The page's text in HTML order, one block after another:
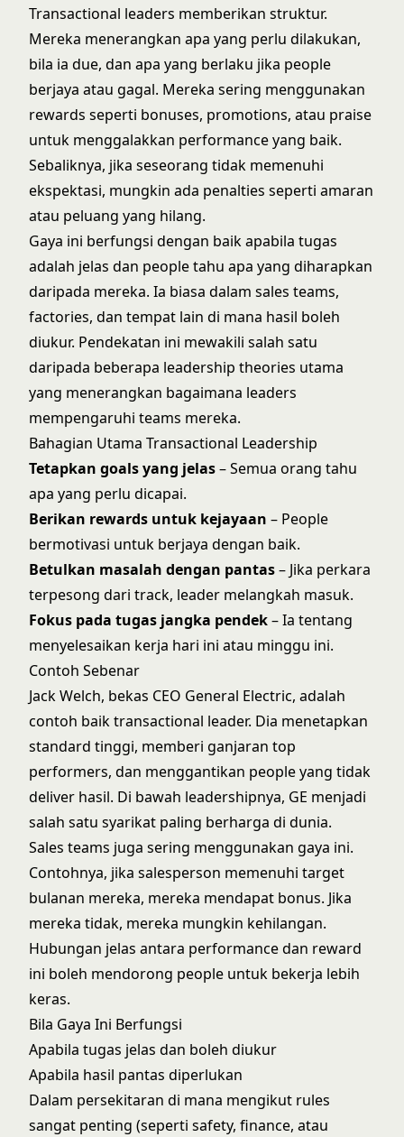
Transactional leaders memberikan struktur.
Mereka menerangkan apa yang perlu dilakukan,
bila ia due, dan apa yang berlaku jika people
berjaya atau gagal. Mereka sering menggunakan
rewards seperti bonuses, promotions, atau praise
untuk menggalakkan performance yang baik.
Sebaliknya, jika seseorang tidak memenuhi
ekspektasi, mungkin ada penalties seperti amaran
atau peluang yang hilang.
Gaya ini berfungsi dengan baik apabila tugas
adalah jelas dan people tahu apa yang diharapkan
daripada mereka. Ia biasa dalam sales teams,
factories, dan tempat lain di mana hasil boleh
diukur. Pendekatan ini mewakili salah satu
daripada beberapa leadership theories utama
yang menerangkan bagaimana leaders
mempengaruhi teams mereka.
Bahagian Utama Transactional Leadership
Tetapkan goals yang jelas– Semua orang tahu
apa yang perlu dicapai.
Berikan rewards untuk kejayaan – People
bermotivasi untuk berjaya dengan baik.
Betulkan masalah dengan pantas– Jika perkara
terpesong dari track, leader melangkah masuk.
Fokus pada tugas jangka pendek– Ia tentang
menyelesaikan kerja hari ini atau minggu ini.
Contoh Sebenar
Jack Welch, bekas CEO General Electric, adalah
contoh baik transactional leader. Dia menetapkan
standard tinggi, memberi ganjaran top
performers, dan menggantikan people yang tidak
deliver hasil. Di bawah leadershipnya, GE menjadi
salah satu syarikat paling berharga di dunia.
Sales teams juga sering menggunakan gaya ini.
Contohnya, jika salesperson memenuhi target
bulanan mereka, mereka mendapat bonus. Jika
mereka tidak, mereka mungkin kehilangan.
Hubungan jelas antara performance dan reward
ini boleh mendorong people untuk bekerja lebih
keras.
Bila Gaya Ini Berfungsi
Apabila tugas jelas dan boleh diukur
Apabila hasil pantas diperlukan
Dalam persekitaran di mana mengikut rules
sangat penting (seperti safety, finance, atau